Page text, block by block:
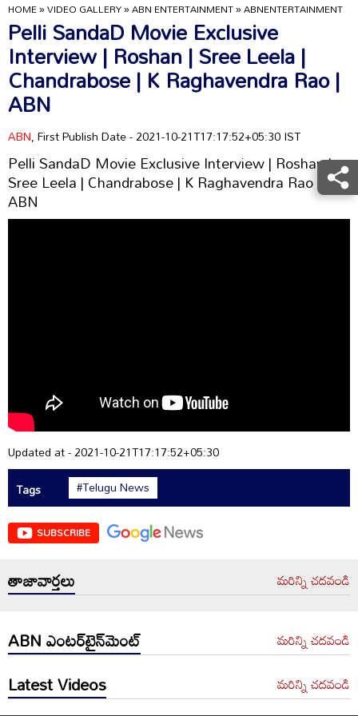
HOME»VIDEO GALLERY»ABN ENTERTAINMENT»ABNENTERTAINMENT
Pelli SandaD Movie Exclusive
Interview | Roshan | Sree Leela |
Chandrabose | K Raghavendra Rao |
ABN
ABN, First Publish Date - 2021-10-21T17:17:52+05:30 IST
Pelli SandaD Movie Exclusive Interview | Roshan |
Sree Leela | Chandrabose | K Raghavendra Rao |
ABN
Updated at - 2021-10-21T17:17:52+05:30
Tags
#Telugu News
SUBSCRIBE
తాజావార్తలు మరిన్ని చదవండి
ABN ఎంటర్‌టైన్‌మెంట్ మరిన్ని చదవండి
Latest Videos మరిన్ని చదవండి